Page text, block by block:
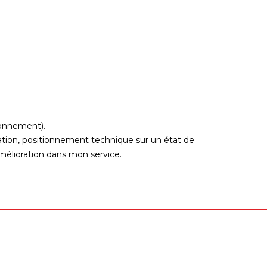
positionnement technique sur un état de
dans mon service.